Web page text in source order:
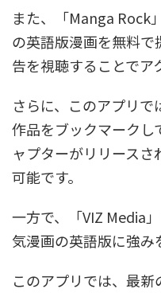
また、「Manga Rock
の英語版漫画を無料で
告を視聴することでア
さらに、このアプリ
作品をブックマークし
ャプターがリリース
可能です。
一方で、「VIZ Media
気漫画の英語版に強み
このアプリでは、最